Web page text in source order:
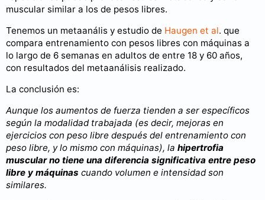
muscular similar a los de pesos libres.
Tenemos un metaanális y estudio de Haugen et al. que
compara entrenamiento con pesos libres con máquinas a
lo largo de 6 semanas en adultos de entre 18 y 60 años,
con resultados del metaanálisis realizado.
La conclusión es:
Aunque los aumentos de fuerza tienden a ser específicos
según la modalidad trabajada (es decir, mejoras en
ejercicios con peso libre después del entrenamiento con
peso libre, y lo mismo con máquinas), la hipertrofia
muscular no tiene una diferencia significativa entre peso
libre y máquinas cuando volumen e intensidad son
similares.